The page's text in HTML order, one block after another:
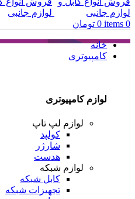
0
items
0 تومان
خانه
کامپیوتری
لوازم کامپیوتری
لوازم لپ تاپ
کولپد
شارژر
هدست
لوازم شبکه
کابل شبکه
تجهیزات شبکه